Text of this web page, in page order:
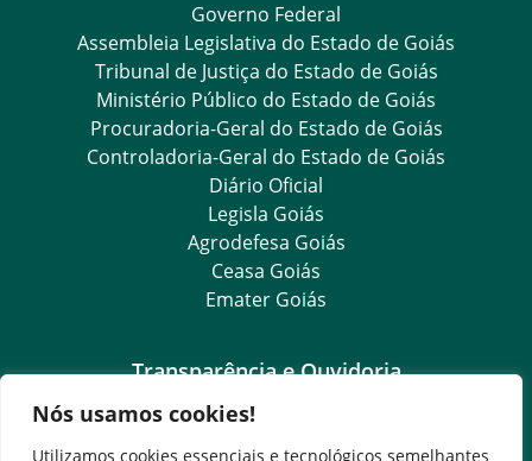
Nós usamos cookies!
Utilizamos cookies essenciais e tecnológicos semelhantes
Governo Federal
Assembleia Legislativa do Estado de Goiás
Tribunal de Justiça do Estado de Goiás
Ministério Público do Estado de Goiás
Procuradoria-Geral do Estado de Goiás
Controladoria-Geral do Estado de Goiás
Diário Oficial
Legisla Goiás
Agrodefesa Goiás
Ceasa Goiás
Emater Goiás
Transparência e Ouvidoria
LGPD
Goiás Transparência